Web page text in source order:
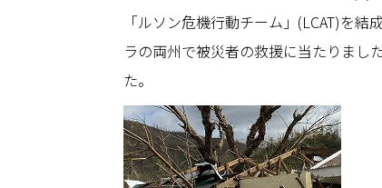
「ルソン危機行動チーム」(LCAT)を
ラの両州で被災者の救援に当たりまし
た。